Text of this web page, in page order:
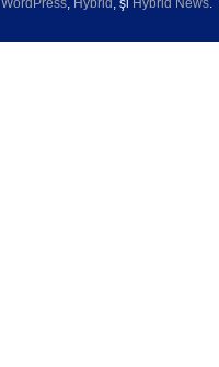
WordPress, Hybrid , şi Hybrid News.